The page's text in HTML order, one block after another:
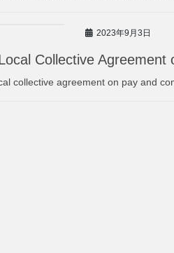
2023年9月3日
Collective
collective agreement on pay and